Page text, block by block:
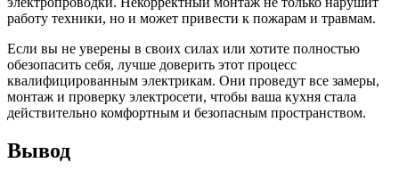
работу техники, но и может привести к пожарам и травмам.
Если вы не уверены в своих силах или хотите полностью
обезопасить себя, лучше доверить этот процесс
квалифицированным электрикам. Они проведут все замеры,
монтаж и проверку электросети, чтобы ваша кухня стала
действительно комфортным и безопасным пространством.
Вывод